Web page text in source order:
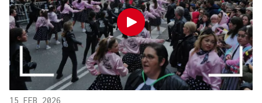
15 FEB 2026